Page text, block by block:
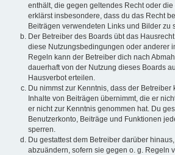
enthält, die gegen geltendes Recht oder
erklärst insbesondere, dass du das Recht
Beiträgen verwendeten Links und Bilder zu
Der Betreiber des Boards übt das
diese Nutzungsbedingungen oder anderer
Regeln kann der Betreiber dich nach
dauerhaft von der Nutzung dieses Boards
Hausverbot erteilen.
Du nimmst zur Kenntnis, dass der Betreiber
Inhalte von Beiträgen übernimmt, die er
er nicht zur Kenntnis genommen hat. Du
Benutzerkonto, Beiträge und Funktionen
sperren.
Du gestattest dem Betreiber darüber
abzuändern, sofern sie gegen o. g. Regeln